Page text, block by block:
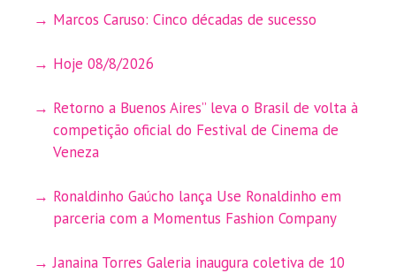
Marcos Caruso: Cinco décadas de sucesso
Hoje 08/8/2026
Retorno a Buenos Aires” leva o Brasil de volta à
competição oficial do Festival de Cinema de
Veneza
Ronaldinho Gaúcho lança Use Ronaldinho em
parceria com a Momentus Fashion Company
Janaina Torres Galeria inaugura coletiva de 10